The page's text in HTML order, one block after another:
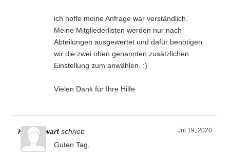
ich hoffe meine Anfrage war verständlich.
Meine Mitgliederlisten werden nur nach
Abteilungen ausgewertet und dafür benötigen
wir die zwei oben genannten zusätzlichen
Einstellung zum anwählen. :)
Vielen Dank für Ihre Hilfe
Jul 19, 2020
Kassenwart schrieb
Guten Tag,